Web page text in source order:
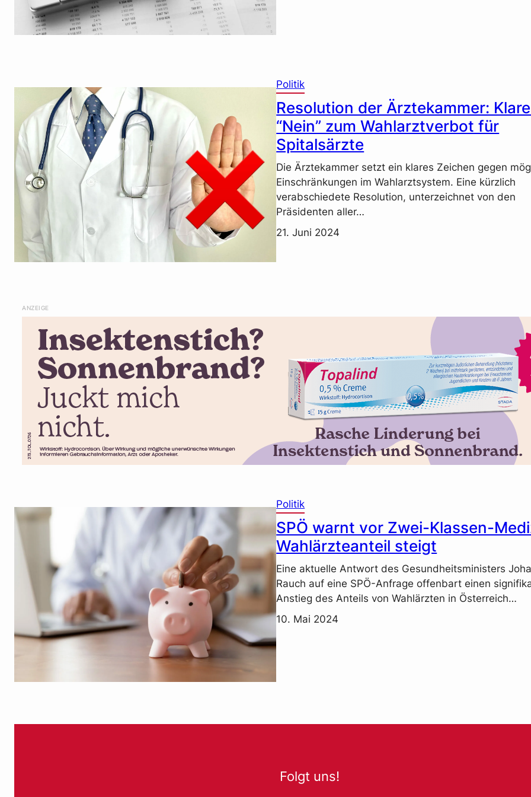
Politik
Resolution der Ärztekammer:
“Nein” zum Wahlarztverbot für
Spitalsärzte
Die Ärztekammer setzt ein klares Zeichen gegen
Einschränkungen im Wahlarztsystem. Eine kürzlich
verabschiedete Resolution, unterzeichnet von den
Präsidenten aller…
21. Juni 2024
ANZEIGE
Politik
SPÖ warnt vor Zwei-Klassen-
Wahlärzteanteil steigt
Eine aktuelle Antwort des Gesundheitsministers
Rauch auf eine SPÖ-Anfrage offenbart einen
Anstieg des Anteils von Wahlärzten in Österreich…
10. Mai 2024
Folgt uns!